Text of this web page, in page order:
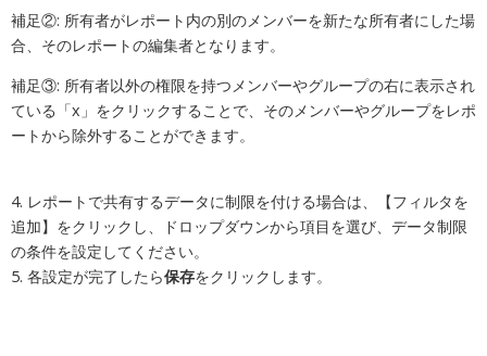
補足②: 所有者がレポート内の別のメンバーを新たな所有者にした場
合、そのレポートの編集者となります。
補足③: 所有者以外の権限を持つメンバーやグループの右に表示され
ている「x」をクリックすることで、そのメンバーやグループをレポ
ートから除外することができます。
4. レポートで共有するデータに制限を付ける場合は、【フィルタを
追加】をクリックし、ドロップダウンから項目を選び、データ制限
の条件を設定してください。
5. 各設定が完了したら保存をクリックします。